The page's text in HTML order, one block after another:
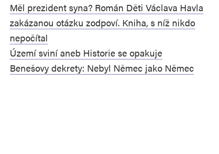
Měl prezident syna? Román Děti Václava Havla
zakázanou otázku zodpoví. Kniha, s níž nikdo
nepočítal
Území sviní aneb Historie se opakuje
Benešovy dekrety: Nebyl Němec jako Němec